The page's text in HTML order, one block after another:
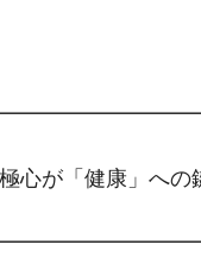
心が「健康」への